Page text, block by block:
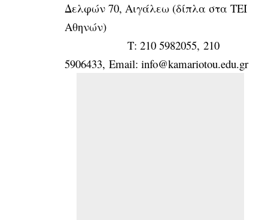
Δελφών 70, Αιγάλεω (δίπλα στα ΤΕΙ
Αθηνών)
Τ: 210 5982055, 210
5906433, Email: info@kamariotou.edu.gr